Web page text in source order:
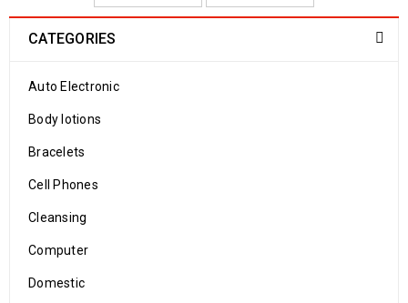
CATEGORIES
Auto Electronic
Body lotions
Bracelets
Cell Phones
Cleansing
Computer
Domestic